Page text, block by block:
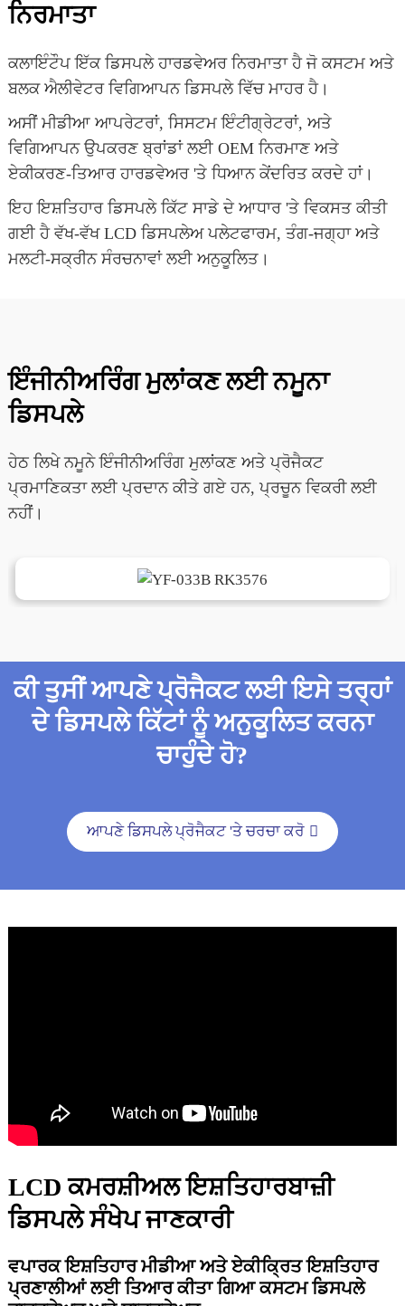
ਨਿਰਮਾਤਾ
ਕਲਾਇੰਟੌਪ ਇੱਕ ਡਿਸਪਲੇ ਹਾਰਡਵੇਅਰ ਨਿਰਮਾਤਾ ਹੈ ਜੋ ਕਸਟਮ ਅਤੇ
ਬਲਕ ਐਲੀਵੇਟਰ ਵਿਗਿਆਪਨ ਡਿਸਪਲੇ ਵਿੱਚ ਮਾਹਰ ਹੈ।
ਅਸੀਂ ਮੀਡੀਆ ਆਪਰੇਟਰਾਂ, ਸਿਸਟਮ ਇੰਟੀਗ੍ਰੇਟਰਾਂ, ਅਤੇ
ਵਿਗਿਆਪਨ ਉਪਕਰਣ ਬ੍ਰਾਂਡਾਂ ਲਈ OEM ਨਿਰਮਾਣ ਅਤੇ
ਏਕੀਕਰਣ-ਤਿਆਰ ਹਾਰਡਵੇਅਰ 'ਤੇ ਧਿਆਨ ਕੇਂਦਰਿਤ ਕਰਦੇ ਹਾਂ।
ਇਹ ਇਸ਼ਤਿਹਾਰ ਡਿਸਪਲੇ ਕਿੱਟ ਸਾਡੇ ਦੇ ਆਧਾਰ 'ਤੇ ਵਿਕਸਤ ਕੀਤੀ
ਗਈ ਹੈ ਵੱਖ-ਵੱਖ LCD ਡਿਸਪਲੇਅਪਲੇਟਫਾਰਮ, ਤੰਗ-ਜਗ੍ਹਾ ਅਤੇ
ਮਲਟੀ-ਸਕ੍ਰੀਨ ਸੰਰਚਨਾਵਾਂ ਲਈ ਅਨੁਕੂਲਿਤ।
ਇੰਜੀਨੀਅਰਿੰਗ ਮੁਲਾਂਕਣ ਲਈ ਨਮੂਨਾ
ਡਿਸਪਲੇ
ਹੇਠ ਲਿਖੇ ਨਮੂਨੇ ਇੰਜੀਨੀਅਰਿੰਗ ਮੁਲਾਂਕਣ ਅਤੇ ਪ੍ਰੋਜੈਕਟ
ਪ੍ਰਮਾਣਿਕਤਾ ਲਈ ਪ੍ਰਦਾਨ ਕੀਤੇ ਗਏ ਹਨ, ਪ੍ਰਚੂਨ ਵਿਕਰੀ ਲਈ
ਨਹੀਂ।
ਕੀ ਤੁਸੀਂ ਆਪਣੇ ਪ੍ਰੋਜੈਕਟ ਲਈ ਇਸੇ ਤਰ੍ਹਾਂ
ਦੇ ਡਿਸਪਲੇ ਕਿੱਟਾਂ ਨੂੰ ਅਨੁਕੂਲਿਤ ਕਰਨਾ
ਚਾਹੁੰਦੇ ਹੋ?
ਆਪਣੇ ਡਿਸਪਲੇ ਪ੍ਰੋਜੈਕਟ 'ਤੇ ਚਰਚਾ ਕਰੋ
LCD ਕਮਰਸ਼ੀਅਲ ਇਸ਼ਤਿਹਾਰਬਾਜ਼ੀ
ਡਿਸਪਲੇ ਸੰਖੇਪ ਜਾਣਕਾਰੀ
ਵਪਾਰਕ ਇਸ਼ਤਿਹਾਰ ਮੀਡੀਆ ਅਤੇ ਏਕੀਕ੍ਰਿਤ ਇਸ਼ਤਿਹਾਰ
ਪ੍ਰਣਾਲੀਆਂ ਲਈ ਤਿਆਰ ਕੀਤਾ ਗਿਆ ਕਸਟਮ ਡਿਸਪਲੇ